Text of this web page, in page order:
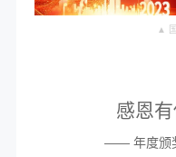
▲
感恩
—— 年度颁